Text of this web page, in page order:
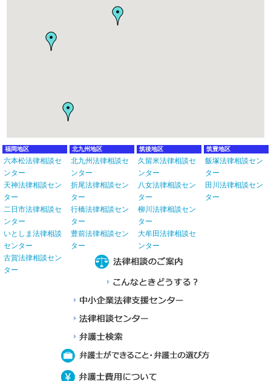
福岡地区
六本松法律相談セ
ンター
天神法律相談セン
ター
二日市法律相談セ
ンター
いとしま法律相談
センター
古賀法律相談セン
ター
北九州地区
北九州法律相談セ
ンター
折尾法律相談セン
ター
行橋法律相談セン
ター
豊前法律相談セン
ター
筑後地区
久留米法律相談セ
ンター
八女法律相談セン
ター
柳川法律相談セン
ター
大牟田法律相談セ
ンター
筑豊地区
飯塚法律相談セン
ター
田川法律相談セン
ター